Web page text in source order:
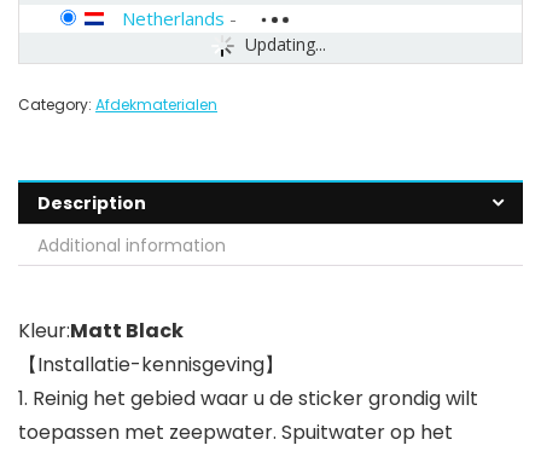
Updating...
Netherlands -
Category: Afdekmaterialen
Description
Additional information
Kleur:Matt Black
【Installatie-kennisgeving】
1. Reinig het gebied waar u de sticker grondig wilt
toepassen met zeepwater. Spuitwater op het